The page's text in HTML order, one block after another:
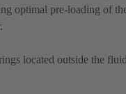
optimal pre-loading of
located outside the